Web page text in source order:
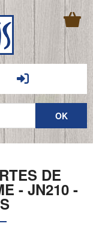
DE
- JN210 -